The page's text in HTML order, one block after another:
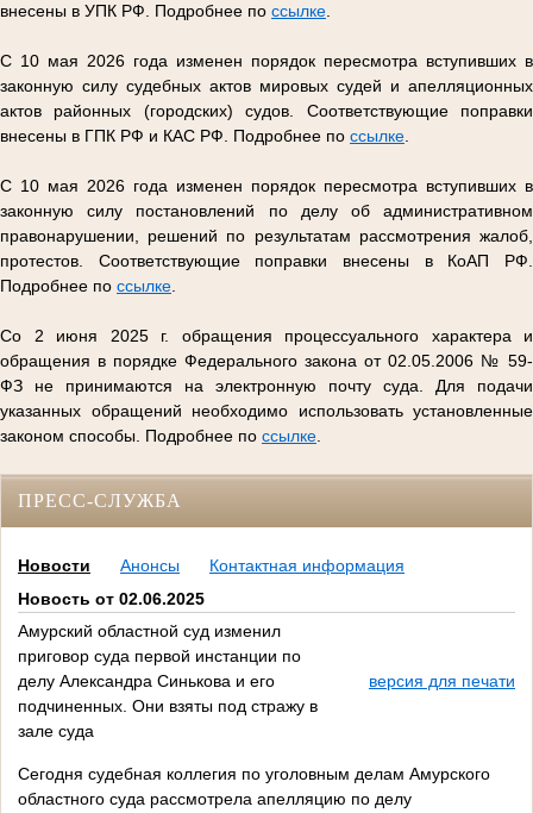
внесены в УПК РФ. Подробнее по ссылке
С 10 мая 2026 года изменен порядок пересмотра вступивших в
законную силу судебных актов мировых судей и апелляционных
актов районных (городских) судов. Соответствующие поправки
внесены в ГПК РФ и КАС РФ. Подробнее по ссылке
С 10 мая 2026 года изменен порядок пересмотра вступивших в
законную силу постановлений по делу об административном
правонарушении, решений по результатам рассмотрения жалоб,
протестов. Соответствующие поправки внесены в КоАП РФ.
Подробнее по ссылке
Со 2 июня 2025 г. обращения процессуального характера и
обращения в порядке Федерального закона от 02.05.2006 № 59-
ФЗ не принимаются на электронную почту суда. Для подачи
указанных обращений необходимо использовать установленные
законом способы. Подробнее по ссылке
ПРЕСС-СЛУЖБА
Новости Анонсы
Контактная информация
Новость от 02.06.2025
Амурский областной суд изменил
приговор суда первой инстанции по
делу Александра Синькова и его
подчиненных. Они взяты под стражу в
зале суда
версия для печати
Сегодня судебная коллегия по уголовным делам Амурского
областного суда рассмотрела апелляцию по делу